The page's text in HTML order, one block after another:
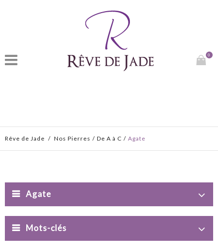
0
Rêve de Jade / Nos Pierres / De A à C / Agate
Agate
Mots-clés